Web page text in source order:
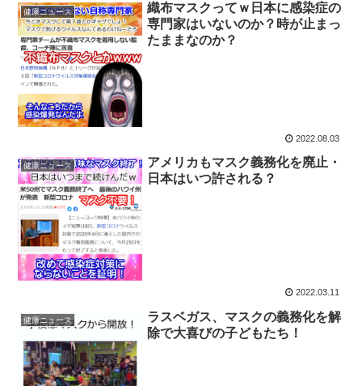
健康ニュース
織布マスクってｗ日本に感染症の
専門家はいないのか？時が止まっ
たままなのか？
2022.08.03
健康ニュース
アメリカもマスク義務化を廃止・
日本はいつ許される？
2022.03.11
健康ニュース
ラスベガス、マスクの義務化を解
除で大喜びの子どもたち！